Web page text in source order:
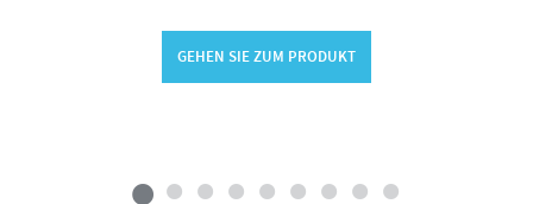
GEHEN SIE ZUM PRODUKT